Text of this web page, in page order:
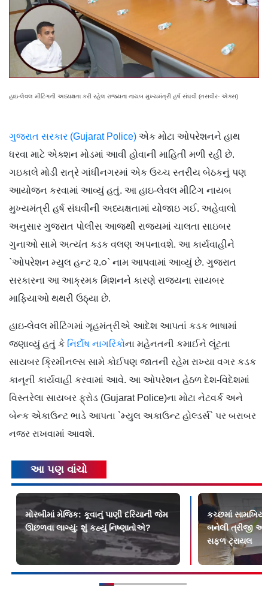
હાઇ-લેવલ મીટિંગની અધ્યક્ષતા કરી રહેલ રાજ્યના નાયબ મુખ્યમંત્રી હર્ષ સંઘવી (તસવીર- એક્સ)
ગુજરાત સરકાર (Gujarat Police) એક મોટા ઓપરેશનને હાથ
ધરવા માટે એક્શન મોડમાં આવી હોવાની માહિતી મળી રહી છે.
ગઇકાલે મોડી રાત્રે ગાંધીનગરમાં એક ઉચ્ચ સ્તરીય બેઠકનું પણ
આયોજન કરવામાં આવ્યું હતું. આ હાઇ-લેવલ મીટિંગ નાયબ
મુખ્યમંત્રી હર્ષ સંઘવીની અધ્યક્ષતામાં યોજાઇ ગઈ. અહેવાલો
અનુસાર ગુજરાત પોલીસ આજથી રાજ્યમાં ચાલતા સાઇબર
ગુનાઓ સામે અત્યંત ક્ડક વલણ અપનાવશે. આ કાર્યવાહીને
`ઓપરેશન મ્યુલ હન્ટ ૨.૦` નામ આપવામાં આવ્યું છે. ગુજરાત
સરકારના આ આક્રમક મિશનને કારણે રાજ્યના સાયબર
માફિયાઓ થથરી ઉઠ્યા છે.
હાઇ-લેવલ મીટિંગમાં ગૃહમંત્રીએ આદેશ આપતાં કડક ભાષામાં
જણાવ્યું હતું કે નિર્દોષ નાગરિકોના મહેનતની કમાઈને લૂંટતા
સાયબર ક્રિમીનલ્સ સામે કોઈપણ જાતની રહેમ રાખ્યા વગર કડક
કાનૂની કાર્યવાહી કરવામાં આવે. આ ઓપરેશન હેઠળ દેશ-વિદેશમાં
વિસ્તરેલા સાયબર ફ્રોડ (Gujarat Police)ના મોટા નેટવર્ક અને
બેન્ક એકાઉન્ટ ભાડે આપતા `મ્યુલ અકાઉન્ટ હોલ્ડર્સ` પર બરાબર
નજર રાખવામાં આવશે.
આ પણ વાંચો
મોરબીમાં મેજિક: કૂવાનું પાણી દરિયાની જેમ
ઊછળવા લાગ્યું: શું કહ્યું નિષ્ણાતોએ?
કચ્છમાં
બનેલી ત્રીજી
સફળ ટ્રાયલ